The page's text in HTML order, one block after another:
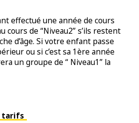
effectué une année de cours
cours de “Niveau2” s’ils restent
d’âge. Si votre enfant passe
ou si c’est sa 1ère année
un groupe de “ Niveau1” la
tarifs